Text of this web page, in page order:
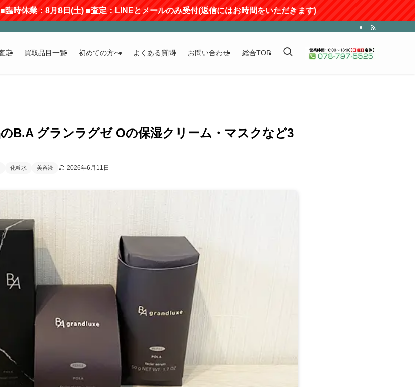
(土) ■査定：LINEとメールのみ受付(返信にはお時間をいただきます)
定 買取品目一覧 初めての方へ よくある質問 お問い合わせ 総合TOP
のB.A グランラグゼ Oの保湿クリーム・マスクなど3
化粧水 美容液 2026年6月11日